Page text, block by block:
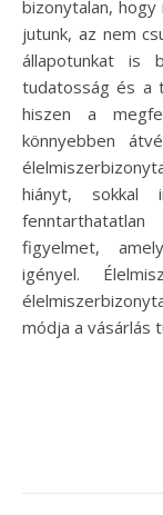
bizonytalan,
jutunk, az nem
állapotunkat is
tudatosság és a
hiszen a
könnyebben
hiányt, sokkal
figyelmet,
igényel.
módja a vásárlás